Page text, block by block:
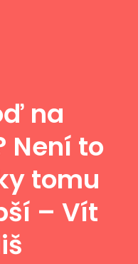
na
Není to
tomu
– Vít